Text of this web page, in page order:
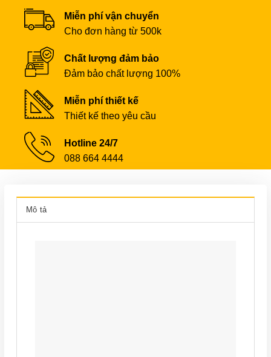
Miễn phí vận chuyển
Cho đơn hàng từ 500k
Chất lượng đảm bảo
Đảm bảo chất lượng 100%
Miễn phí thiết kế
Thiết kế theo yêu cầu
Hotline 24/7
088 664 4444
Mô tả